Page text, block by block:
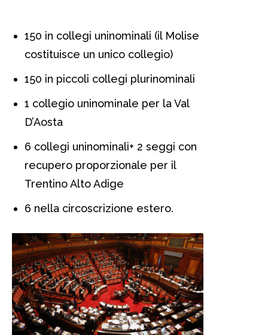
150 in collegi uninominali (il Molise
costituisce un unico collegio)
150 in piccoli collegi plurinominali
1 collegio uninominale per la Val
D’Aosta
6 collegi uninominali+ 2 seggi con
recupero proporzionale per il
Trentino Alto Adige
6 nella circoscrizione estero.